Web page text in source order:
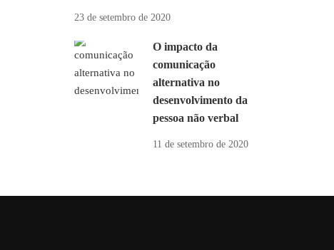
23 de setembro de 2020
O impacto da
comunicação
alternativa no
desenvolvimento da
pessoa não verbal
11 de setembro de 2020